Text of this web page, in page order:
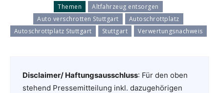
Themen
Altfahrzeug entsorgen
Auto verschrotten Stuttgart
Autoschrottplatz
Autoschrottplatz Stuttgart
Stuttgart Verwertungsnachweis
Disclaimer/ Haftungsausschluss: Für den oben
stehend Pressemitteilung inkl. dazugehörigen